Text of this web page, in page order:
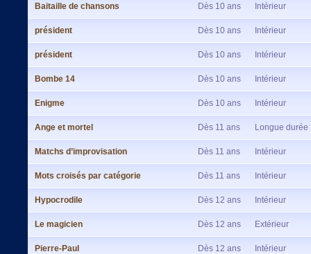
Baitaille de chansons Dès 10 ans Intérieur
président Dès 10 ans Intérieur
président Dès 10 ans Intérieur
Bombe 14 Dès 10 ans Intérieur
Enigme Dès 10 ans Intérieur
Ange et mortel Dès 11 ans Longue durée
Matchs d’improvisation Dès 11 ans Intérieur
Mots croisés par catégorie Dès 11 ans Intérieur
Hypocrodile Dès 12 ans Intérieur
Le magicien Dès 12 ans Extérieur
Pierre-Paul Dès 12 ans Intérieur